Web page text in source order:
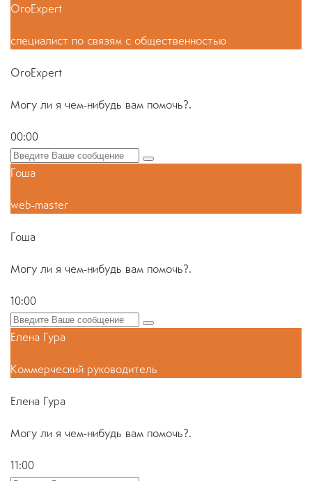
OroExpert
специалист по связям с общественностью
OroExpert
Могу ли я чем-нибудь вам помочь?.
00:00
Гоша
web-master
Гоша
Могу ли я чем-нибудь вам помочь?.
10:00
Елена Гура
Коммерческий руководитель
Елена Гура
Могу ли я чем-нибудь вам помочь?.
11:00